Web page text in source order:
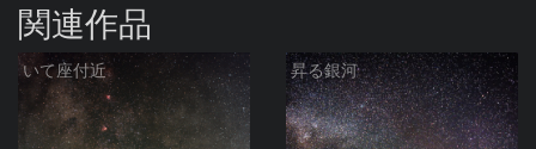
関連作品
いて座付近 昇る銀河